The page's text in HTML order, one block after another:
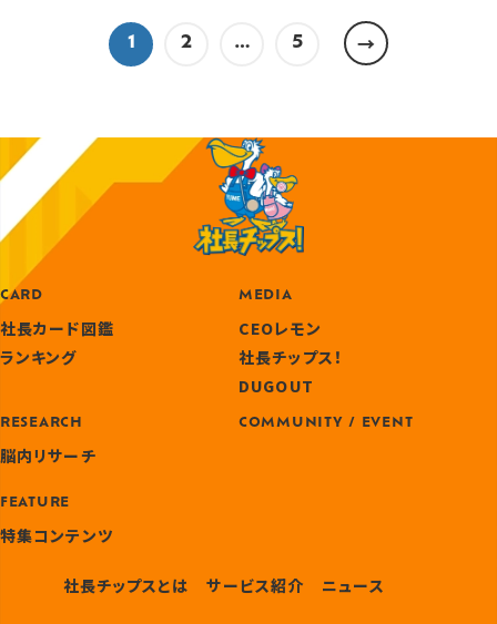
1 2 … 5 →
CARD
社長カード図鑑
ランキング
MEDIA
CEOレモン
社長チップス！
DUGOUT
RESEARCH
脳内リサーチ
FEATURE
特集コンテンツ
COMMUNITY / EVENT
社長チップスとは サービス紹介 ニュース